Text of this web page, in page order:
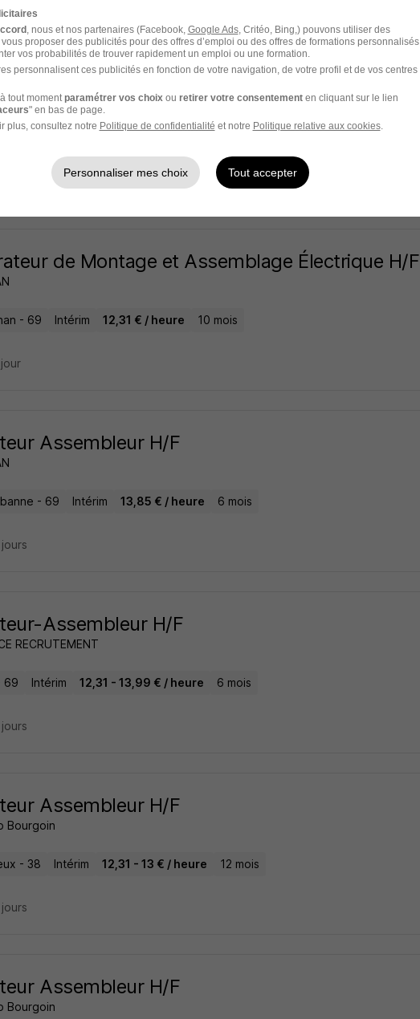
Assembleur H/F
recrute pour Adéquat...
de Montage et Assemblage Électrique H/F
- 69 Intérim 12,31 € / heure 10 mois
Assembleur H/F
- 69 Intérim 13,85 € / heure 6 mois
Assembleur H/F
RECRUTEMENT
69 Intérim 12,31 - 13,99 € / heure 6 mois
Assembleur H/F
Bourgoin
- 38 Intérim 12,31 - 13 € / heure 12 mois
Assembleur H/F
Bourgoin
, nous et nos partenaires (Facebook, Google Ads, Critéo, Bing,) pouvons utiliser des
proposer des publicités pour des offres d’emploi ou des offres de formations personnalisés
vos probabilités de trouver rapidement un emploi ou une formation.
personnalisent ces publicités en fonction de votre navigation, de votre profil et de vos centres
tout moment paramétrer vos choix ou retirer votre consentementen cliquant sur le lien
" en bas de page.
plus, consultez notre Politique de confidentialité et notre Politique relative aux cookies.
Personnaliser mes choix Tout accepter